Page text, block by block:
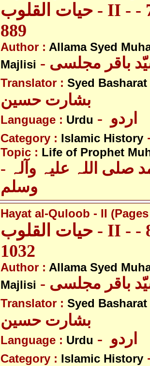
حیات القلوب - II - صفحہ 746 -
889
Author : Allama Syed
Majlisi
Translator : Syed
بشارت حسین
Language : Urdu
Category : Islamic History
Topic : Life of Prophet
- حضرت محمد صلی اللہ علیہ وآلہ
وسلم
Hayat al-Quloob - II (Pages
حیات القلوب - II - صفحہ 860 -
1032
Author : Allama Syed
Majlisi
Translator : Syed
بشارت حسین
Language : Urdu
Category : Islamic History